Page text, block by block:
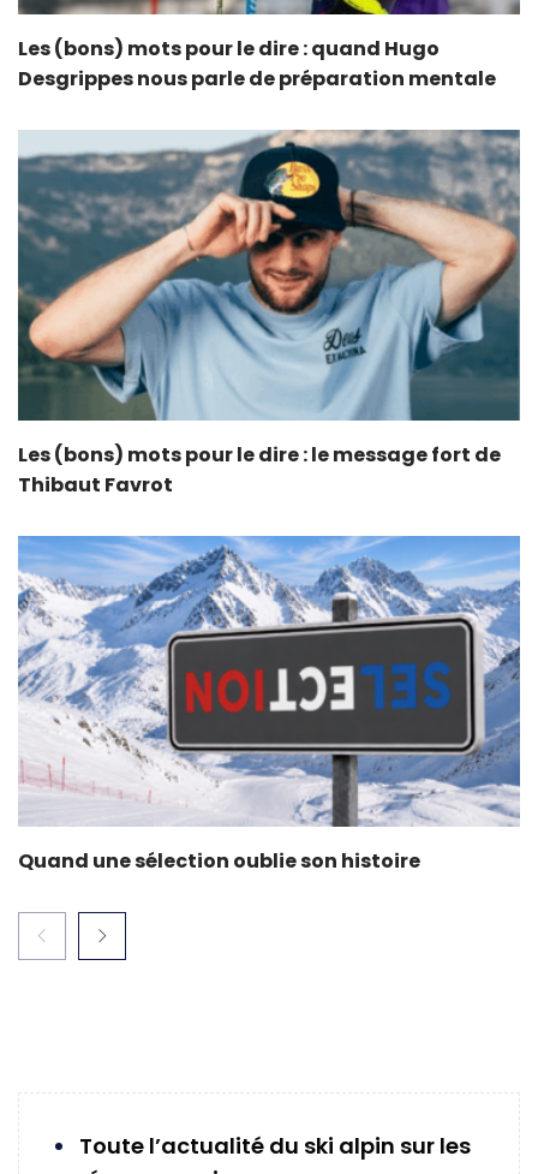
Les (bons) mots pour le dire : quand Hugo
Desgrippes nous parle de préparation mentale
Les (bons) mots pour le dire : le message fort de
Thibaut Favrot
Quand une sélection oublie son histoire
Toute l’actualité du ski alpin sur les